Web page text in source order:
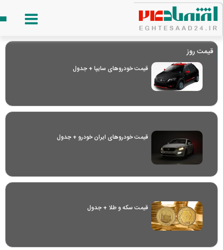
قیمت روز
قیمت خودرو‌های سایپا + جدول
قیمت خودرو‌های ایران خودرو + جدول
قیمت سکه و طلا + جدول